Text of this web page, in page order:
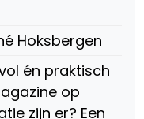
Hoksbergen
én praktisch
op
zijn er? Een